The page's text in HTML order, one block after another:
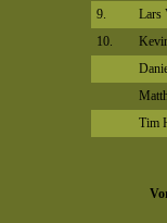
9.
Lars
10.
Tim